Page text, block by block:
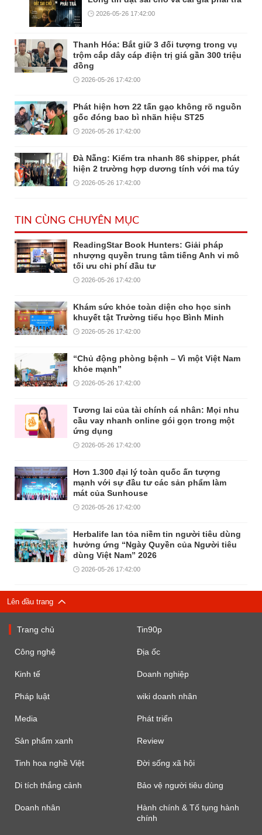
2026-05-26 17:42:00
Thanh Hóa: Bắt giữ 3 đối tượng trong vụ
trộm cắp dây cáp điện trị giá gần 300 triệu
đồng
2026-05-26 17:42:00
Phát hiện hơn 22 tấn gạo không rõ nguồn
gốc đóng bao bì nhãn hiệu ST25
2026-05-26 17:42:00
Đà Nẵng: Kiểm tra nhanh 86 shipper, phát
hiện 2 trường hợp dương tính với ma túy
2026-05-26 17:42:00
TIN CÙNG CHUYÊN MỤC
ReadingStar Book Hunters: Giải pháp
nhượng quyền trung tâm tiếng Anh vi mô
tối ưu chi phí đầu tư
2026-05-26 17:42:00
Khám sức khỏe toàn diện cho học sinh
khuyết tật Trường tiểu học Bình Minh
2026-05-26 17:42:00
“Chủ động phòng bệnh – Vì một Việt Nam
khỏe mạnh”
2026-05-26 17:42:00
Tương lai của tài chính cá nhân: Mọi nhu
cầu vay nhanh online gói gọn trong một
ứng dụng
2026-05-26 17:42:00
Hơn 1.300 đại lý toàn quốc ấn tượng
mạnh với sự đầu tư các sản phẩm làm
mát của Sunhouse
2026-05-26 17:42:00
Herbalife lan tỏa niềm tin người tiêu dùng
hưởng ứng “Ngày Quyền của Người tiêu
dùng Việt Nam” 2026
2026-05-26 17:42:00
Lên đầu trang
Trang chủ Tin90p
Công nghệ Địa ốc
Kinh tế Doanh nghiệp
Pháp luật wiki doanh nhân
Media Phát triển
Sản phẩm xanh Review
Tinh hoa nghề Việt Đời sống xã hội
Di tích thắng cảnh Bảo vệ người tiêu dùng
Doanh nhân
Hành chính & Tố tụng hành
chính